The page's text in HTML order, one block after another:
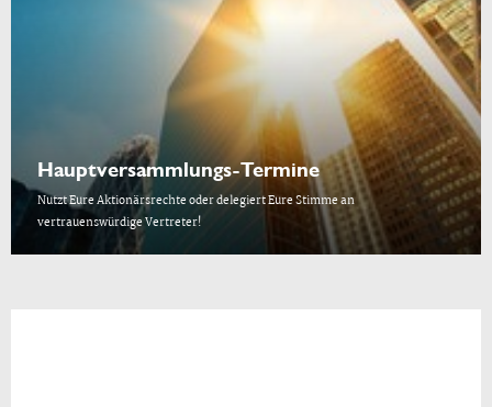
Hauptversammlungs-Termine
Nutzt Eure Aktionärsrechte oder delegiert Eure Stimme an
vertrauenswürdige Vertreter!